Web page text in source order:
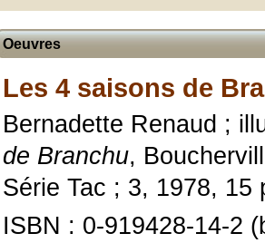
Oeuvres
Les 4 saisons de
Bernadette Renaud ;
de Branchu,
Série Tac ; 3, 1978,
ISBN : 0-919428-14-2